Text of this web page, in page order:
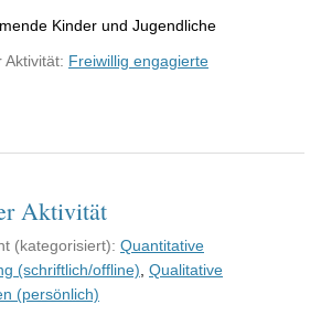
Kinder und Jugendliche
Aktivität: Freiwillig engagierte
Aktivität
(kategorisiert): Quantitative
(schriftlich/offline) Qualitative
(persönlich)